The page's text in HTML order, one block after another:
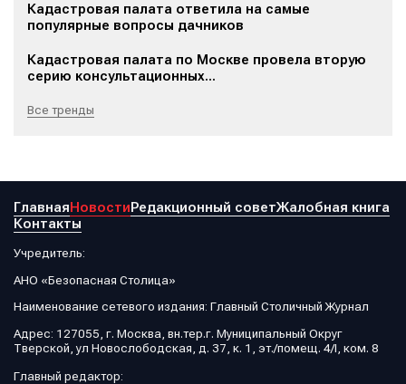
Кадастровая палата ответила на самые
популярные вопросы дачников
Кадастровая палата по Москве провела вторую
серию консультационных...
Все тренды
ГлавнаяНовостиРедакционный советЖалобная книга
Контакты
Учредитель:
АНО «Безопасная Столица»
Наименование сетевого издания: Главный Столичный Журнал
Адрес: 127055, г. Москва, вн.тер.г. Муниципальный Округ
Тверской, ул Новослободская, д. 37, к. 1, эт./помещ. 4/I, ком. 8
Главный редактор: